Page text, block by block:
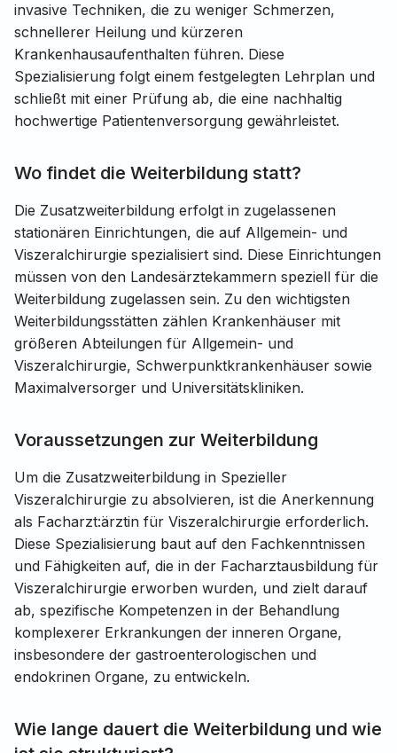
invasive Techniken, die zu weniger Schmerzen,
schnellerer Heilung und kürzeren
Krankenhausaufenthalten führen. Diese
Spezialisierung folgt einem festgelegten Lehrplan und
schließt mit einer Prüfung ab, die eine nachhaltig
hochwertige Patientenversorgung gewährleistet.
Wo findet die Weiterbildung statt?
Die Zusatzweiterbildung erfolgt in zugelassenen
stationären Einrichtungen, die auf Allgemein- und
Viszeralchirurgie spezialisiert sind. Diese Einrichtungen
müssen von den Landesärztekammern speziell für die
Weiterbildung zugelassen sein. Zu den wichtigsten
Weiterbildungsstätten zählen Krankenhäuser mit
größeren Abteilungen für Allgemein- und
Viszeralchirurgie, Schwerpunktkrankenhäuser sowie
Maximalversorger und Universitätskliniken.
Voraussetzungen zur Weiterbildung
Um die Zusatzweiterbildung in Spezieller
Viszeralchirurgie zu absolvieren, ist die Anerkennung
als Facharzt:ärztin für Viszeralchirurgie erforderlich.
Diese Spezialisierung baut auf den Fachkenntnissen
und Fähigkeiten auf, die in der Facharztausbildung für
Viszeralchirurgie erworben wurden, und zielt darauf
ab, spezifische Kompetenzen in der Behandlung
komplexerer Erkrankungen der inneren Organe,
insbesondere der gastroenterologischen und
endokrinen Organe, zu entwickeln.
Wie lange dauert die Weiterbildung und wie